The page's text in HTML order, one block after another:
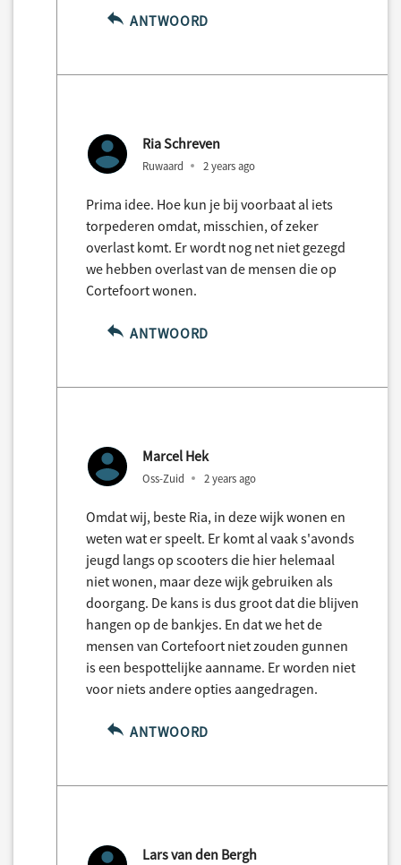
ANTWOORD
Ria Schreven
Ruwaard 2 years ago
Prima idee. Hoe kun je bij voorbaat al iets
torpederen omdat, misschien, of zeker
overlast komt. Er wordt nog net niet gezegd
we hebben overlast van de mensen die op
Cortefoort wonen.
ANTWOORD
Marcel Hek
Oss-Zuid 2 years ago
Omdat wij, beste Ria, in deze wijk wonen en
weten wat er speelt. Er komt al vaak s'avonds
jeugd langs op scooters die hier helemaal
niet wonen, maar deze wijk gebruiken als
doorgang. De kans is dus groot dat die blijven
hangen op de bankjes. En dat we het de
mensen van Cortefoort niet zouden gunnen
is een bespottelijke aanname. Er worden niet
voor niets andere opties aangedragen.
ANTWOORD
Lars van den Bergh